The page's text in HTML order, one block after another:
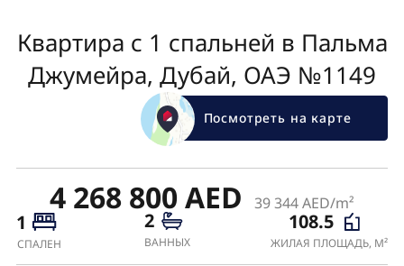
Квартира с 1 спальней в Пальма
Джумейра, Дубай, ОАЭ №1149
Посмотреть на карте
4 268 800 AED 39 344 AED/m²
1
СПАЛЕН
2
ВАННЫХ
108.5
ЖИЛАЯ ПЛОЩАДЬ, М²